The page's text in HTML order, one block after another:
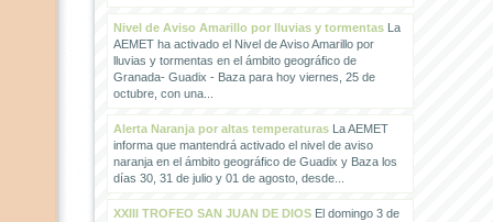
Nivel de Aviso Amarillo por lluvias y tormentasLa
AEMET ha activado el Nivel de Aviso Amarillo por
lluvias y tormentas en el ámbito geográfico de
Granada- Guadix - Baza para hoy viernes, 25 de
octubre, con una...
Alerta Naranja por altas temperaturasLa AEMET
informa que mantendrá activado el nivel de aviso
naranja en el ámbito geográfico de Guadix y Baza los
días 30, 31 de julio y 01 de agosto, desde...
XXIII TROFEO SAN JUAN DE DIOSEl domingo 3 de